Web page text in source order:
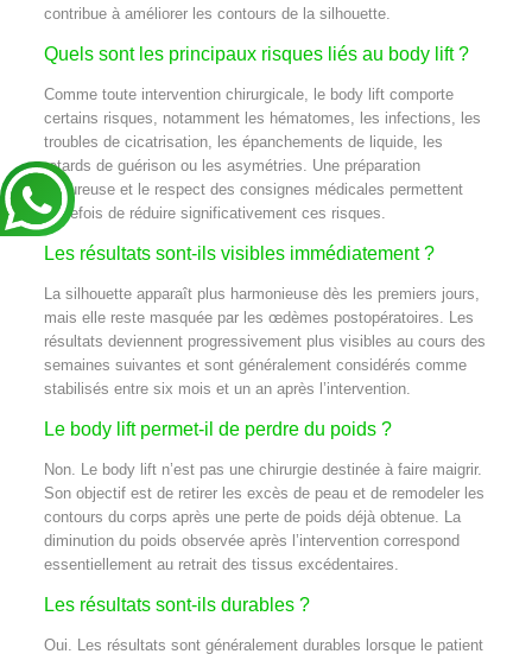
contribue à améliorer les contours de la silhouette.
Quels sont les principaux risques liés au body lift ?
Comme toute intervention chirurgicale, le body lift comporte
certains risques, notamment les hématomes, les infections, les
troubles de cicatrisation, les épanchements de liquide, les
retards de guérison ou les asymétries. Une préparation
rigoureuse et le respect des consignes médicales permettent
toutefois de réduire significativement ces risques.
Les résultats sont-ils visibles immédiatement ?
La silhouette apparaît plus harmonieuse dès les premiers jours,
mais elle reste masquée par les œdèmes postopératoires. Les
résultats deviennent progressivement plus visibles au cours des
semaines suivantes et sont généralement considérés comme
stabilisés entre six mois et un an après l’intervention.
Le body lift permet-il de perdre du poids ?
Non. Le body lift n’est pas une chirurgie destinée à faire maigrir.
Son objectif est de retirer les excès de peau et de remodeler les
contours du corps après une perte de poids déjà obtenue. La
diminution du poids observée après l’intervention correspond
essentiellement au retrait des tissus excédentaires.
Les résultats sont-ils durables ?
Oui. Les résultats sont généralement durables lorsque le patient